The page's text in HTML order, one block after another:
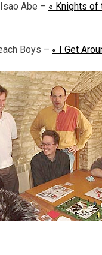
Abe – « Knights of
Boys – « I Get